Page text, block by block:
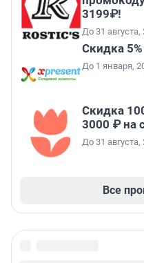
3199₽!
До 31 августа,
Скидка
До 1 января,
Скидка
3000 ₽ на
До 31 августа,
Все